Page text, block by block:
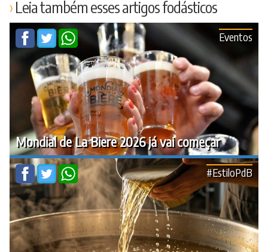
Leia também esses artigos fodásticos
Mondial de La Biere 2026 já vai começar
Eventos
#EstiloPdB